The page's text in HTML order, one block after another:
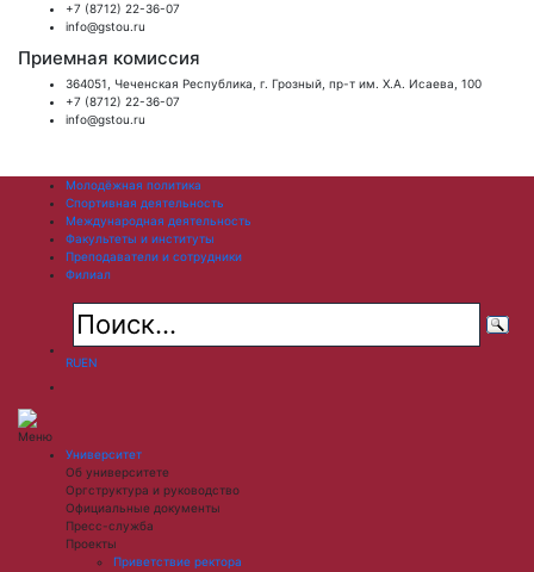
+7 (8712) 22-36-07
info@gstou.ru
Приемная комиссия
364051, Чеченская Республика, г. Грозный, пр-т им. Х.А. Исаева, 100
+7 (8712) 22-36-07
info@gstou.ru
Молодёжная политика
Спортивная деятельность
Международная деятельность
Факультеты и институты
Преподаватели и сотрудники
Филиал
RUEN
Меню
Университет
Об университете
Оргструктура и руководство
Официальные документы
Пресс-служба
Проекты
Приветствие ректора